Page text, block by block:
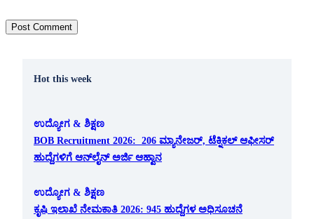
Hot this week
ಉದ್ಯೋಗ & ಶಿಕ್ಷಣ
BOB Recruitment 2026: 206 ಮ್ಯಾನೇಜರ್, ಟೆಕ್ನಿಕಲ್ ಆಫೀಸರ್
ಹುದ್ದೆಗಳಿಗೆ ಆನ್‌ಲೈನ್ ಅರ್ಜಿ ಆಹ್ವಾನ
ಉದ್ಯೋಗ & ಶಿಕ್ಷಣ
ಕೃಷಿ ಇಲಾಖೆ ನೇಮಕಾತಿ 2026: 945 ಹುದ್ದೆಗಳ ಅಧಿಸೂಚನೆ